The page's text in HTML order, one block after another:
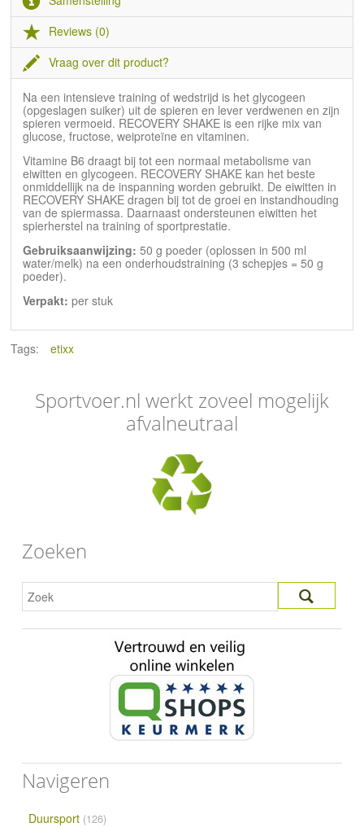
Reviews (0)
Vraag over dit product?
Na een intensieve training of wedstrijd is het glycogeen
(opgeslagen suiker) uit de spieren en lever verdwenen en zijn
spieren vermoeid. RECOVERY SHAKE is een rijke mix van
glucose, fructose, weiproteïne en vitaminen.
Vitamine B6 draagt bij tot een normaal metabolisme van
eiwitten en glycogeen. RECOVERY SHAKE kan het beste
onmiddellijk na de inspanning worden gebruikt. De eiwitten in
RECOVERY SHAKE dragen bij tot de groei en instandhouding
van de spiermassa. Daarnaast ondersteunen eiwitten het
spierherstel na training of sportprestatie.
Gebruiksaanwijzing: 50 g poeder (oplossen in 500 ml
water/melk) na een onderhoudstraining (3 schepjes = 50 g
poeder).
Verpakt: per stuk
Tags: etixx
Sportvoer.nl werkt zoveel mogelijk
afvalneutraal
Zoeken
Navigeren
Duursport (126)